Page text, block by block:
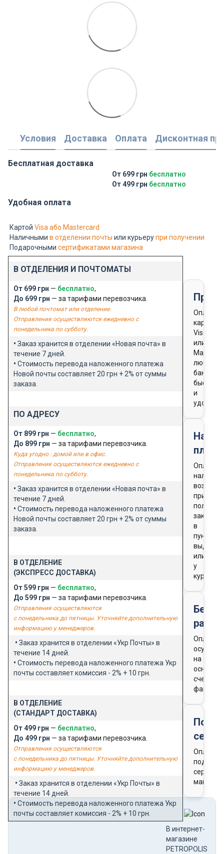
Условия Доставка Оплата Дисконтная
Бесплатная доставка
От 699 грн бесплатно
От 499 грн бесплатно
Удобная оплата
Картой Visa або Mastercard
Наличными в отделении почты или курьерупри получении
Подарочными сертификатами магазина
В ОТДЕЛЕНИЯ И ПОЧТОМАТЫ
От 699 грн — бесплатно,
До 699 грн — за тарифами перевозчика.
В любой почтомат или отделение.
Отправления осуществляются ежедневно с
понедельника по субботу.
• Заказ хранится в отделении «Новая почта» в
течение 7 дней.
• Стоимость перевода наложенного платежа
Новой почты составляет 20 грн + 2% от суммы
заказа.
ПО АДРЕСУ
От 899 грн — бесплатно,
До 899 грн — за тарифами перевозчика.
Куда угодно : домой или в офис.
Отправления осуществляются ежедневно с
понедельника по субботу.
• Заказ хранится в отделении «Новая почта» в
течение 7 дней.
• Стоимость перевода наложенного платежа
Новой почты составляет 20 грн + 2% от суммы
заказа.
В ОТДЕЛЕНИЕ
(ЭКСПРЕСС ДОСТАВКА)
От 599 грн — бесплатно,
До 599 грн — за тарифами перевозчика.
Отправления осуществляются
с понедельника до пятницы. Уточняйте дополнительную
информацию у менеджеров.
• Заказ хранится в отделении «Укр Почты» в
течение 14 дней.
• Стоимость перевода наложенного платежа Укр
почты составляет комиссия - 2% + 10 грн.
В ОТДЕЛЕНИЕ
(СТАНДАРТ ДОСТАВКА)
От 499 грн — бесплатно,
До 499 грн — за тарифами перевозчика.
Отправления осуществляются
с понедельника до пятницы. Уточняйте дополнительную
информацию у менеджеров.
• Заказ хранится в отделении «Укр Почты» в
течение 14 дней.
• Стоимость перевода наложенного платежа Укр
почты составляет комиссия - 2% + 10 грн.
Оплата
картой
Visa
или
любого
банка
быстро
и
удобно
Оплата
при
заказа
в
пункте
выдачи
или
у
курьера
Оплата
на
счета-
фактуры
Оплата
В интернет-
магазине
PETROPOLIS